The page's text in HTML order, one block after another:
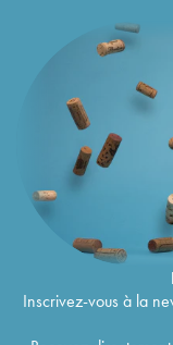
Inscrivez-vous à la